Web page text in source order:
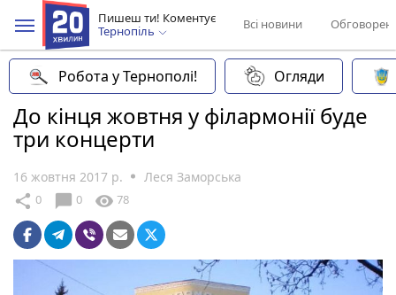
Пишеш ти! Коментує
Тернопіль
Всі новини
Робота у Тернополі! Огляди
До кінця жовтня у філармонії буде
три концерти
16 жовтня 2017 р. Леся Заморська
share 0 chat_bubble 0 visibility 78